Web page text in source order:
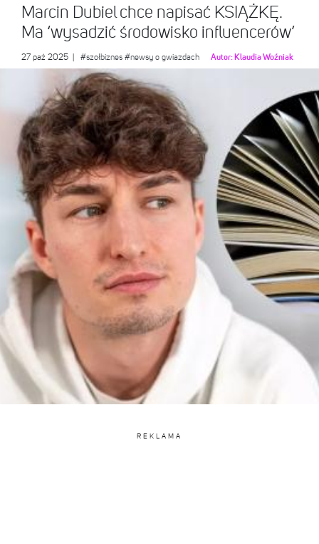
Marcin Dubiel chce napisać KSIĄŻKĘ.
Ma ‘wysadzić środowisko influencerów’
27 paź 2025 #szołbiznes #newsy o gwiazdach Autor: Klaudia Woźniak
REKLAMA